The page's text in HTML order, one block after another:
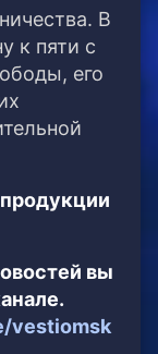
В
к пяти с
его
вы
vestiomsk